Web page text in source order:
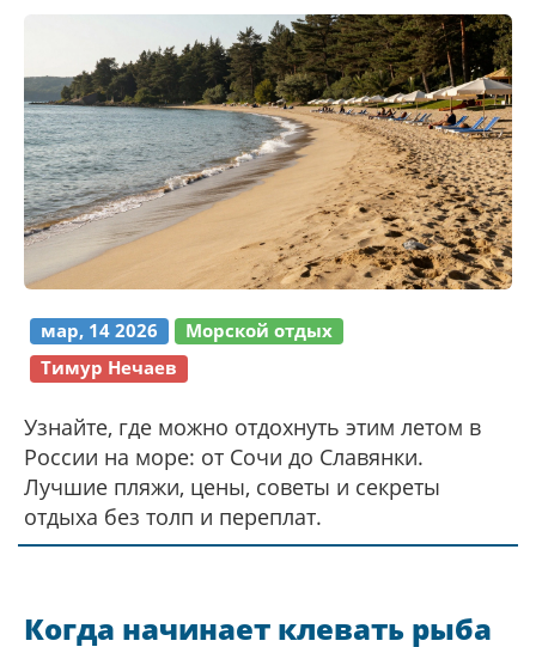
мар, 14 2026
Морской отдых
Тимур Нечаев
Узнайте, где можно отдохнуть этим летом в
России на море: от Сочи до Славянки.
Лучшие пляжи, цены, советы и секреты
отдыха без толп и переплат.
Когда начинает клевать рыба